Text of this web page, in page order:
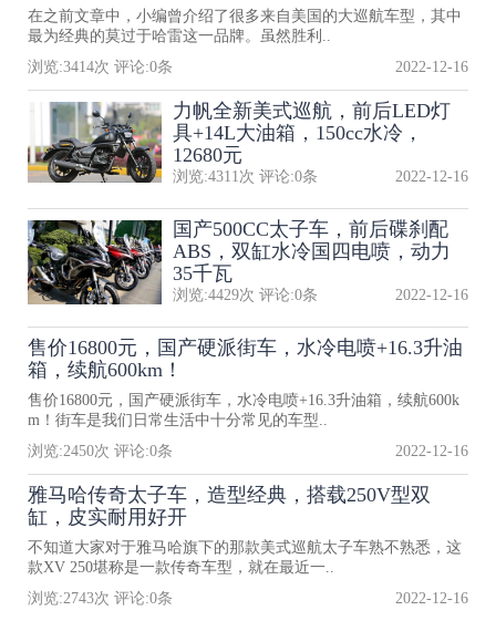
在之前文章中，小编曾介绍了很多来自美国的大巡航车型，其中
最为经典的莫过于哈雷这一品牌。虽然胜利..
浏览:3414次 评论:0条 2022-12-16
力帆全新美式巡航，前后LED灯
具+14L大油箱，150cc水冷，
12680元
浏览:4311 次 评论:0条 2022-12-16
国产500CC太子车，前后碟刹配
ABS，双缸水冷国四电喷，动力
35千瓦
浏览:4429次 评论:0条 2022-12-16
售价16800元，国产硬派街车，水冷电喷+16.3升油
箱，续航600km！
售价16800元，国产硬派街车，水冷电喷+16.3升油箱，续航600k
m！街车是我们日常生活中十分常见的车型..
浏览:2450次 评论:0条 2022-12-16
雅马哈传奇太子车，造型经典，搭载250V型双
缸，皮实耐用好开
不知道大家对于雅马哈旗下的那款美式巡航太子车熟不熟悉，这
款XV 250堪称是一款传奇车型，就在最近一..
浏览:2743次 评论:0条 2022-12-16